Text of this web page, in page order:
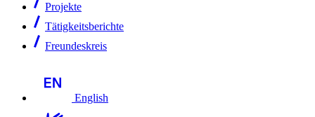
Projekte
Tätigkeitsberichte
Freundeskreis
English